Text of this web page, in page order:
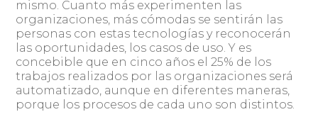
mismo. Cuanto más experimenten las
organizaciones, más cómodas se sentirán las
personas con estas tecnologías y reconocerán
las oportunidades, los casos de uso. Y es
concebible que en cinco años el 25% de los
trabajos realizados por las organizaciones será
automatizado, aunque en diferentes maneras,
porque los procesos de cada uno son distintos.